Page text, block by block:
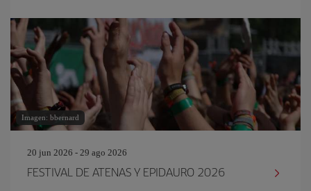
Imagen: bbernard
20 jun 2026 - 29 ago 2026
FESTIVAL DE ATENAS Y EPIDAURO 2026